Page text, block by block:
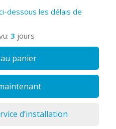
dessous les délais de
3 jours
panier
d’installation